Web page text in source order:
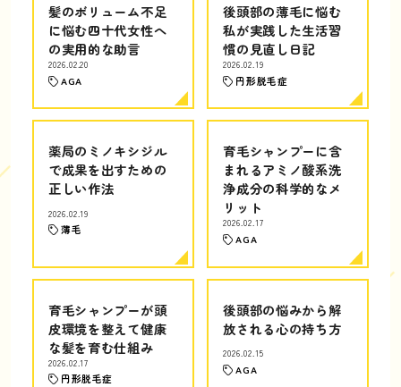
髪のボリューム不足
に悩む四十代女性へ
の実用的な助言
2026.02.20
AGA
後頭部の薄毛に悩む
私が実践した生活習
慣の見直し日記
2026.02.19
円形脱毛症
薬局のミノキシジル
で成果を出すための
正しい作法
2026.02.19
薄毛
育毛シャンプーに含
まれるアミノ酸系洗
浄成分の科学的なメ
リット
2026.02.17
AGA
育毛シャンプーが頭
皮環境を整えて健康
な髪を育む仕組み
2026.02.17
円形脱毛症
後頭部の悩みから解
放される心の持ち方
2026.02.15
AGA